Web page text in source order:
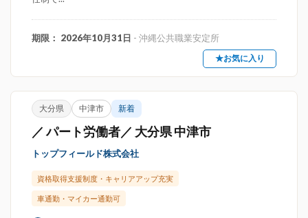
期限： 2026年10月31日 - 沖縄公共職業安定所
★お気に入り
大分県 中津市 新着
／ パート労働者／ 大分県 中津市
トップフィールド株式会社
資格取得支援制度・キャリアアップ充実
車通勤・マイカー通勤可